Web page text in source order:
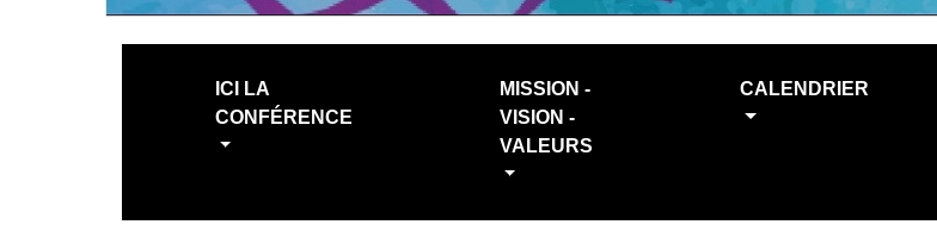
ICI LA
CONFÉRENCE
MISSION -
VISION -
VALEURS
CALENDRIER